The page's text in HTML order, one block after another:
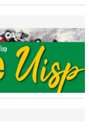
bilancio della stagione